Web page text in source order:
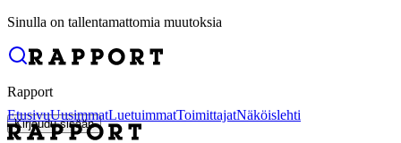
Sinulla on tallentamattomia muutoksia
Rapport
Kirjaudu sisään
EtusivuUusimmatLuetuimmatToimittajatNäköislehti